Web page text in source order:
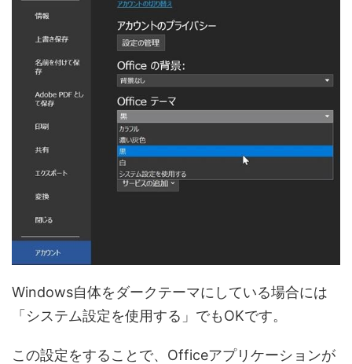
Windows自体をダークテーマにしている場合には
「システム設定を使用する」でもOKです。
この設定をすることで、Officeアプリケーションが